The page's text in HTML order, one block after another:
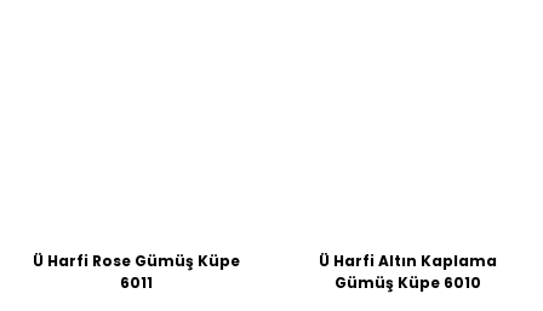
Ü Harfi Rose Gümüş Küpe
6011
Ü Harfi Altın Kaplama
Gümüş Küpe 6010